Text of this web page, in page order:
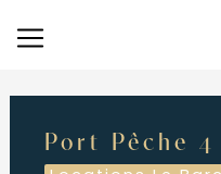
Port Pêche 4